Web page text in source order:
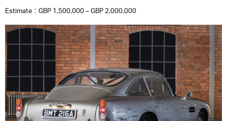
Estimate：GBP 1,500,000 – GBP 2,000,000